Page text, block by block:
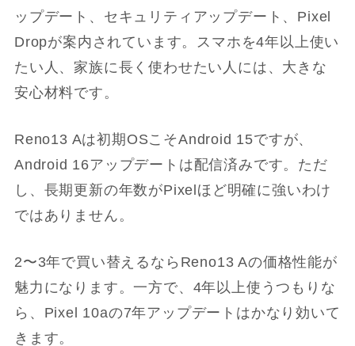
ップデート、セキュリティアップデート、Pixel
Dropが案内されています。スマホを4年以上使い
たい人、家族に長く使わせたい人には、大きな
安心材料です。
Reno13 Aは初期OSこそAndroid 15ですが、
Android 16アップデートは配信済みです。ただ
し、長期更新の年数がPixelほど明確に強いわけ
ではありません。
2〜3年で買い替えるならReno13 Aの価格性能が
魅力になります。一方で、4年以上使うつもりな
ら、Pixel 10aの7年アップデートはかなり効いて
きます。